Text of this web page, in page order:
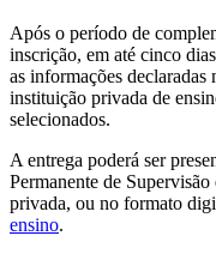
Após o período de
inscrição, em até cinco
as informações declaradas
instituição privada de
selecionados.
A entrega poderá ser
Permanente de
privada, ou no formato
ensino.